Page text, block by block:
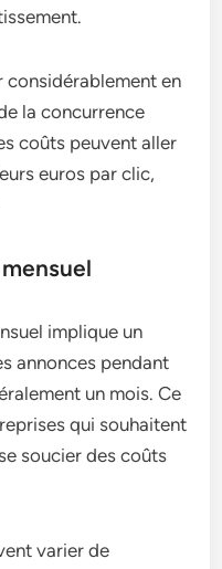
considérablement en
la concurrence
coûts peuvent aller
euros par clic,
implique un
annonces pendant
un mois. Ce
qui souhaitent
soucier des coûts
varier de